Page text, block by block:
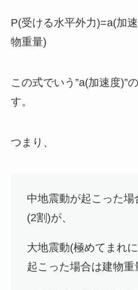
P(受ける水平外力)=a(加
物重量)
この式でいう”a(加速度)”
す。
つまり、
中地震動が起こった場
(2割)が、
大地震動(極めてまれ
起こった場合は建物重